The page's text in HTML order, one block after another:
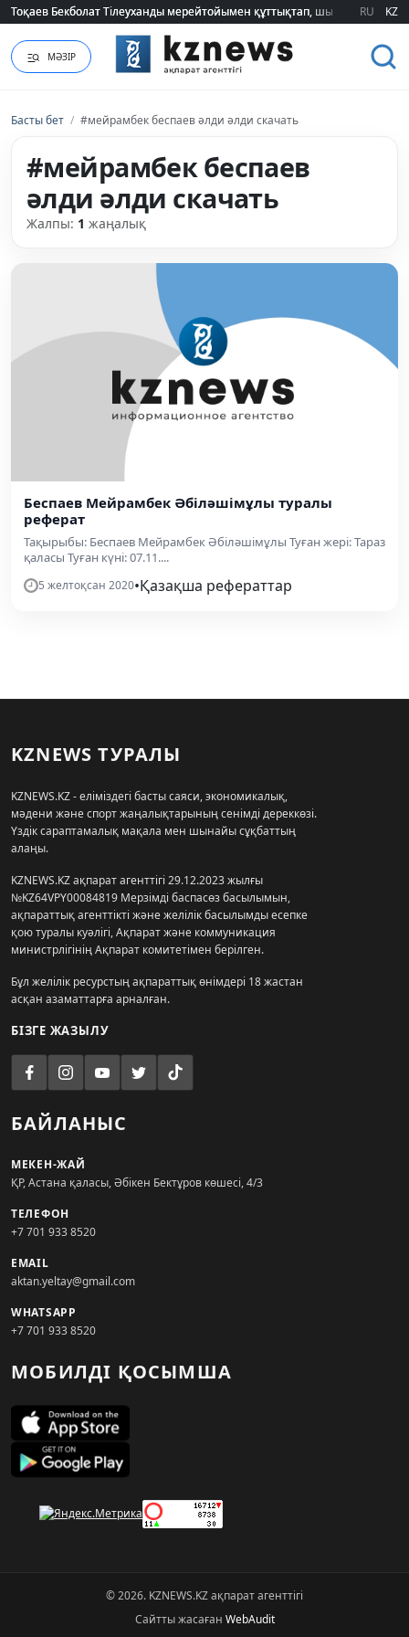
Тоқаев Бекболат Тілеуханды мерейтойымен құттықтап, шығармашылық
Тоқаев Бекболат Тілеуханды мерейтойымен құттықтап, шығармашылық
RU KZ
МӘЗІР
Басты бет / #мейрамбек беспаев әлди әлди скачать
#мейрамбек беспаев
әлди әлди скачать
Жалпы: 1 жаңалық
Беспаев Мейрамбек Әбіләшімұлы туралы
реферат
Тақырыбы: Беспаев Мейрамбек Әбіләшімұлы Туған жері: Тараз
қаласы Туған күні: 07.11....
5 желтоқсан 2020•Қазақша рефераттар
KZNEWS ТУРАЛЫ
KZNEWS.KZ - еліміздегі басты саяси, экономикалық,
мәдени және спорт жаңалықтарының сенімді дереккөзі.
Үздік сараптамалық мақала мен шынайы сұқбаттың
алаңы.
KZNEWS.KZ ақпарат агенттігі 29.12.2023 жылғы
№KZ64VPY00084819 Мерзімді баспасөз басылымын,
ақпараттық агенттікті және желілік басылымды есепке
қою туралы куәлігі, Ақпарат және коммуникация
министрлігінің Ақпарат комитетімен берілген.
Бұл желілік ресурстың ақпараттық өнімдері 18 жастан
асқан азаматтарға арналған.
БІЗГЕ ЖАЗЫЛУ
БАЙЛАНЫС
МЕКЕН-ЖАЙ
ҚР, Астана қаласы, Әбікен Бектұров көшесі, 4/3
ТЕЛЕФОН
+7 701 933 8520
EMAIL
aktan.yeltay@gmail.com
WHATSAPP
+7 701 933 8520
МОБИЛДІ ҚОСЫМША
© 2026. KZNEWS.KZ ақпарат агенттігі
Сайтты жасаған WebAudit